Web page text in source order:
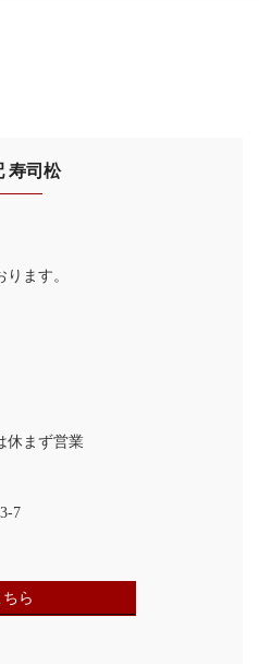
寿司松
ます。
休まず営業
7
ら